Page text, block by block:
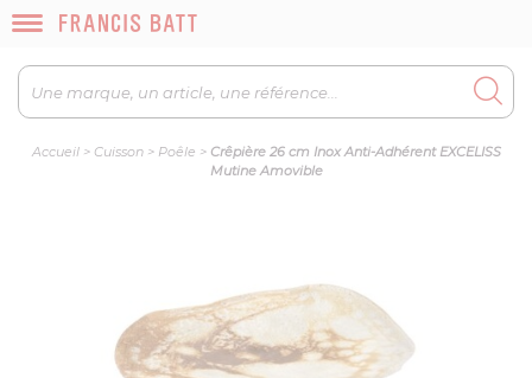
Accueil> Cuisson> Poêle > Crêpière 26 cm Inox Anti-Adhérent EXCELISS
Mutine Amovible